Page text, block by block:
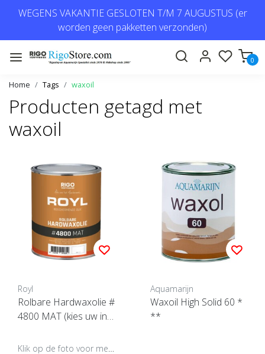
WEGENS VAKANTIE GESLOTEN T/M 7 AUGUSTUS (er
worden geen pakketten verzonden)
0
Home Tags waxoil
Producten getagd met
waxoil
Royl
Rolbare Hardwaxolie #
4800 MAT (kies uw inh
Aquamarijn
Waxoil High Solid 60 *
**